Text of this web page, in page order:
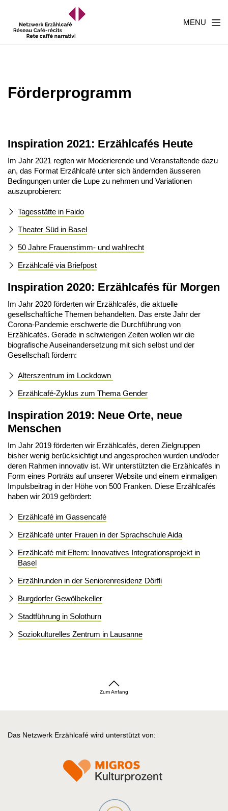
MENU
Förderprogramm
Inspiration 2021: Erzählcafés Heute
Im Jahr 2021 regten wir Moderierende und Veranstaltende dazu
an, das Format Erzählcafé unter sich ändernden äusseren
Bedingungen unter die Lupe zu nehmen und Variationen
auszuprobieren:
Tagesstätte in Faido
Theater Süd in Basel
50 Jahre Frauenstimm- und wahlrecht
Erzählcafé via Briefpost
Inspiration 2020: Erzählcafés für Morgen
Im Jahr 2020 förderten wir Erzählcafés, die aktuelle
gesellschaftliche Themen behandelten. Das erste Jahr der
Corona-Pandemie erschwerte die Durchführung von
Erzählcafés. Gerade in schwierigen Zeiten wollen wir die
biografische Auseinandersetzung mit sich selbst und der
Gesellschaft fördern:
Alterszentrum im Lockdown
Erzählcafé-Zyklus zum Thema Gender
Inspiration 2019: Neue Orte, neue
Menschen
Im Jahr 2019 förderten wir Erzählcafés, deren Zielgruppen
bisher wenig berücksichtigt und angesprochen wurden und/oder
deren Rahmen innovativ ist. Wir unterstützten die Erzählcafés in
Form eines Porträts auf unserer Website und einem einmaligen
Impulsbeitrag in der Höhe von 500 Franken. Diese Erzählcafés
haben wir 2019 gefördert:
Erzählcafé im Gassencafé
Erzählcafé unter Frauen in der Sprachschule Aida
Erzählcafé mit Eltern: Innovatives Integrationsprojekt in
Basel
Erzählrunden in der Seniorenresidenz Dörfli
Burgdorfer Gewölbekeller
Stadtführung in Solothurn
Soziokulturelles Zentrum in Lausanne
Zum Anfang
Das Netzwerk Erzählcafé wird unterstützt von: